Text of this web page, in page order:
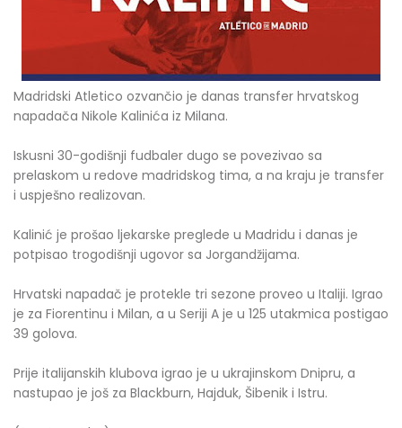
Madridski Atletico ozvančio je danas transfer hrvatskog
napadača Nikole Kalinića iz Milana.
Iskusni 30-godišnji fudbaler dugo se povezivao sa
prelaskom u redove madridskog tima, a na kraju je transfer
i uspješno realizovan.
Kalinić je prošao ljekarske preglede u Madridu i danas je
potpisao trogodišnji ugovor sa Jorgandžijama.
Hrvatski napadač je protekle tri sezone proveo u Italiji. Igrao
je za Fiorentinu i Milan, a u Seriji A je u 125 utakmica postigao
39 golova.
Prije italijanskih klubova igrao je u ukrajinskom Dnipru, a
nastupao je još za Blackburn, Hajduk, Šibenik i Istru.